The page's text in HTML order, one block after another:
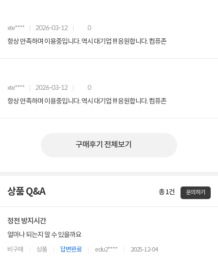
xte**** 2026-03-12 0
항상 만족하며 이용중입니다. 역시 대기업 !!! 응원합니다. 컴퓨존
xte**** 2026-03-12 0
항상 만족하며 이용중입니다. 역시 대기업 !!! 응원합니다. 컴퓨존
구매후기 전체보기
상품 Q&A 총 1건 문의하기
정전 방지시간
얼마나 되는지 알 수 있을까요
비구매 상품 답변완료 edu2**** 2025-12-04